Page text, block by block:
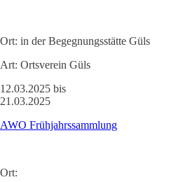
Ort: in der Begegnungsstätte Güls
Art: Ortsverein Güls
12.03.2025 bis
21.03.2025
AWO Frühjahrssammlung
Ort: